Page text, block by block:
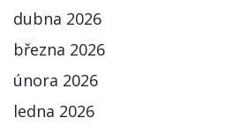
dubna 2026
března 2026
února 2026
ledna 2026